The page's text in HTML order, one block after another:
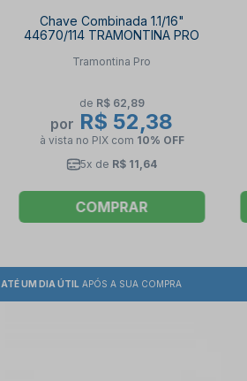
Chave Combinada 1.1/16"
44670/114 TRAMONTINA PRO
Tramontina Pro
de R$ 62,89
por R$ 52,38
à vista no PIX com 10% OFF
5x de R$ 11,64
COMPRAR
ATÉ UM DIA ÚTILAPÓS A SUA COMPRA